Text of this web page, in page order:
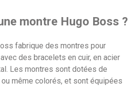
montre Hugo Boss ?
fabrique des montres pour
des bracelets en cuir, en acier
Les montres sont dotées de
même colorés, et sont équipées